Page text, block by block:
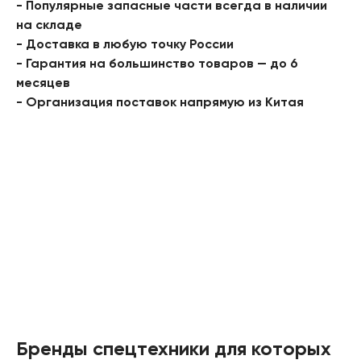
- Популярные запасные части всегда в наличии
на складе
- Доставка в любую точку России
- Гарантия на большинство товаров — до 6
месяцев
- Организация поставок напрямую из Китая
Бренды спецтехники для которых